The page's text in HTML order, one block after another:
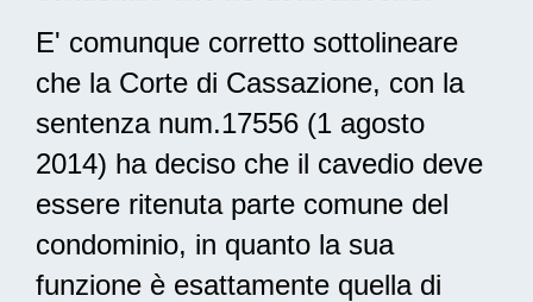
E' comunque corretto sottolineare
che la Corte di Cassazione, con la
sentenza num.17556 (1 agosto
2014) ha deciso che il cavedio deve
essere ritenuta parte comune del
condominio, in quanto la sua
funzione è esattamente quella di